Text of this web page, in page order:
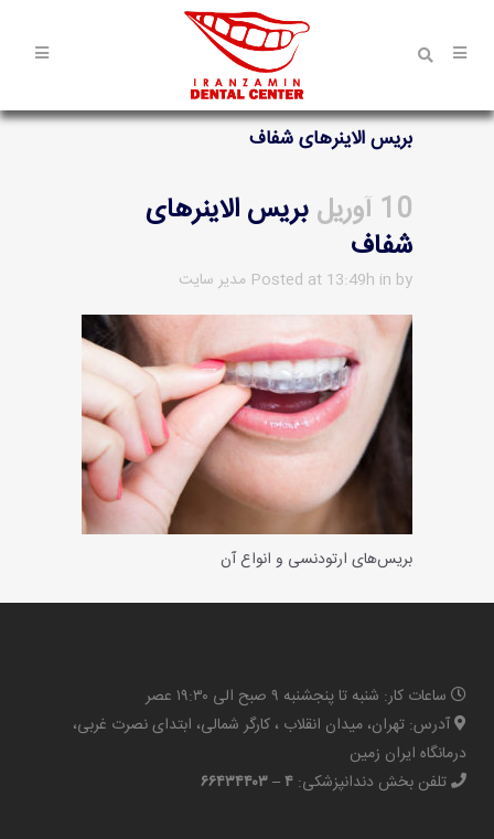
بریس الاینرهای شفاف
10 آوریل
بریس الاینرهای
شفاف
Posted at 13:49h in by مدیر سایت
بریس‌های ارتودنسی و انواع آن
ساعات کار: شنبه تا پنجشنبه ۹ صبح الی ۱۹:۳۰ عصر
آدرس: تهران، میدان انقلاب ، کارگر شمالی، ابتدای نصرت غربی،
درمانگاه ایران زمین
تلفن بخش دندانپزشکی: ۴ – ۶۶۴۳۴۴۰۳